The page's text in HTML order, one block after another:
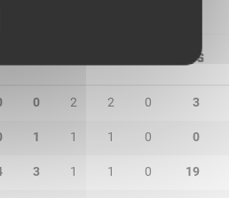
PTS
0 2 2 0 3
1 1 1 0 0
3 1 1 0 19